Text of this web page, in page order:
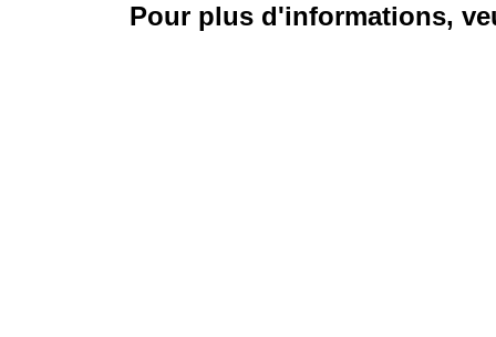
Pour plus d'informations,